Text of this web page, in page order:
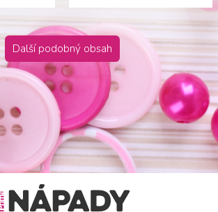
Další podobný obsah